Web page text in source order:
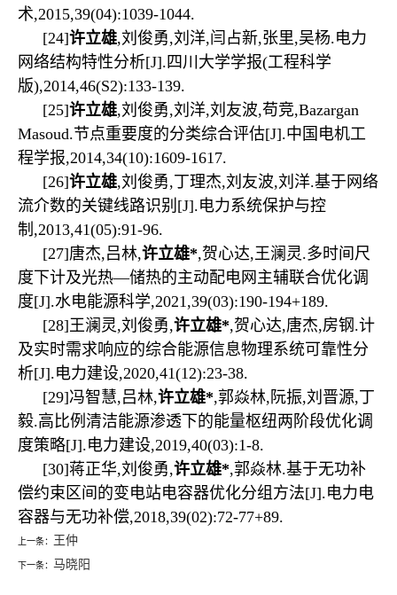
术,2015,39(04):1039-1044.
[24]许立雄,刘俊勇,刘洋,闫占新,张里,吴杨.电力
网络结构特性分析[J]. 四川大学学报(工程科学
版),2014,46(S2):133-139.
[25]许立雄,刘俊勇,刘洋,刘友波,苟竞,Bazargan
Masoud.节点重要度的分类综合评估[J].中国电机工
程学报,2014,34(10):1609-1617.
[26]许立雄,刘俊勇,丁理杰,刘友波,刘洋.基于网络
流介数的关键线路识别 [J].电力系统保护与控
制 ,2013,41(05):91-96.
[27]唐杰, 吕林,许立雄*,贺心达,王澜灵.多时间尺
度下计及光热—储热的主动配电网主辅联合优化调
度[J].水电能源科学,2021,39(03):190-194+189.
[28]王澜灵,刘俊勇,许立雄*,贺心达,唐杰,房钢.计
及实时需求响应的综合能源信息物理系统可靠性分
析[J].电力建设,2020,41(12):23-38.
[29]冯智慧, 吕林,许立雄*,郭焱林, 阮振,刘晋源,丁
毅.高比例清洁能源渗透下的能量枢纽两阶段优化调
度策略[J].电力建设,2019,40(03):1-8.
[30]蒋正华,刘俊勇,许立雄*,郭焱林.基于无功补
偿约束区间的变电站电容器优化分组方法[J].电力电
容器与无功补偿,2018,39(02):72-77+89.
上一条： 王仲
下一条： 马晓阳